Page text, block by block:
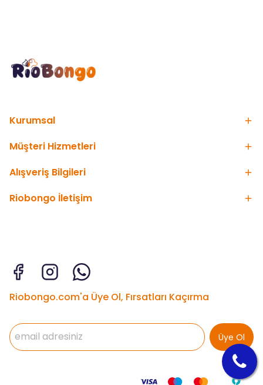
Kurumsal
Müşteri Hizmetleri
Alışveriş Bilgileri
Riobongo İletişim
Riobongo.com'a Üye Ol, Fırsatları Kaçırma
Üye Ol